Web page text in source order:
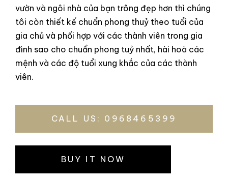
vườn và ngôi nhà của bạn trông đẹp hơn thì chúng
tôi còn thiết kế chuẩn phong thuỷ theo tuổi của
gia chủ và phối hợp với các thành viên trong gia
đình sao cho chuẩn phong tuỷ nhất, hài hoà các
mệnh và các độ tuổi xung khắc của các thành
viên.
CALL US: 0968465399
BUY IT NOW